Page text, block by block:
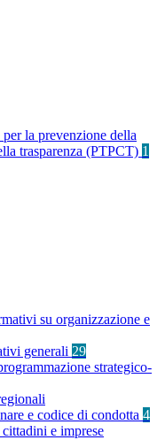
la prevenzione della
trasparenza (PTPCT) 1
su organizzazione e
generali 29
strategico-
e codice di condotta 4
e imprese